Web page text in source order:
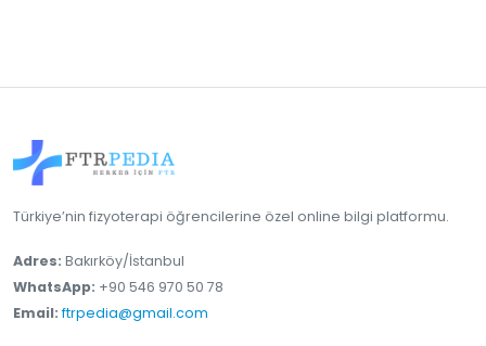
Türkiye’nin fizyoterapi öğrencilerine özel online bilgi platformu.
Adres: Bakırköy/İstanbul
WhatsApp: +90 546 970 50 78
Email: ftrpedia@gmail.com